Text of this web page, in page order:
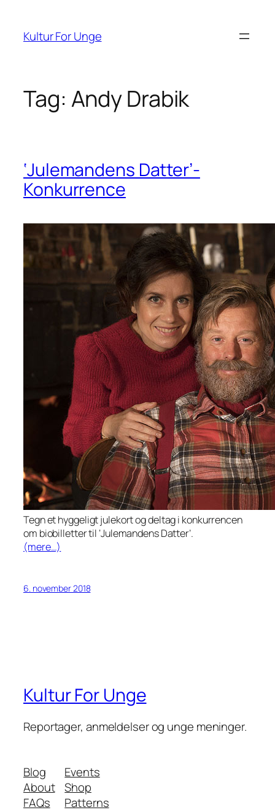
indhold
Kultur For Unge
Tag: Andy Drabik
‘Julemandens Datter’-
Konkurrence
Tegn et hyggeligt julekort og deltag i konkurrencen
om biobilletter til ‘Julemandens Datter’.
(mere…)
6. november 2018
Kultur For Unge
Reportager, anmeldelser og unge meninger.
Blog
About
FAQs
Events
Shop
Patterns